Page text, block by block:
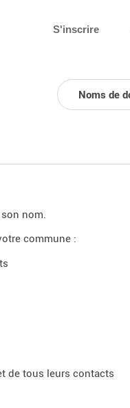
S'inscrire
Noms de
nom.
commune :
de tous leurs contacts